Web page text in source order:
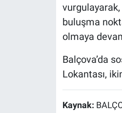
buluşma
olmaya
Balçova’da
Lokantası,
Kaynak: